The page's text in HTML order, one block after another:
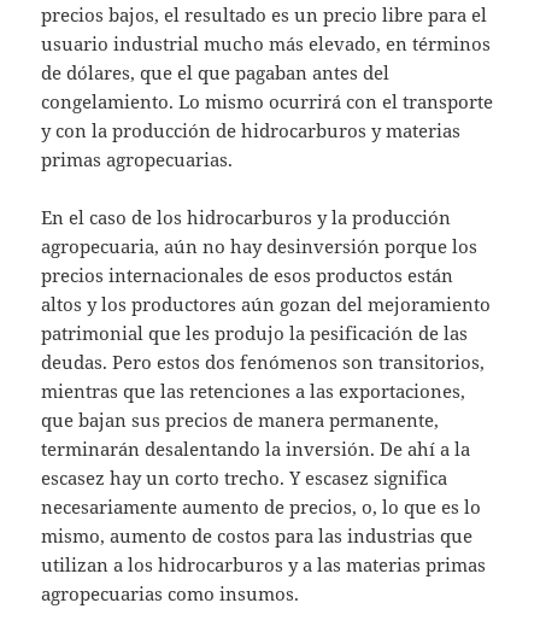
precios bajos, el resultado es un precio libre para el
usuario industrial mucho más elevado, en términos
de dólares, que el que pagaban antes del
congelamiento. Lo mismo ocurrirá con el transporte
y con la producción de hidrocarburos y materias
primas agropecuarias.
En el caso de los hidrocarburos y la producción
agropecuaria, aún no hay desinversión porque los
precios internacionales de esos productos están
altos y los productores aún gozan del mejoramiento
patrimonial que les produjo la pesificación de las
deudas. Pero estos dos fenómenos son transitorios,
mientras que las retenciones a las exportaciones,
que bajan sus precios de manera permanente,
terminarán desalentando la inversión. De ahí a la
escasez hay un corto trecho. Y escasez significa
necesariamente aumento de precios, o, lo que es lo
mismo, aumento de costos para las industrias que
utilizan a los hidrocarburos y a las materias primas
agropecuarias como insumos.